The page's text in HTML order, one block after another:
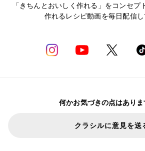
「きちんとおいしく作れる」をコンセプ
作れるレシピ動画を毎日配信し
何かお気づきの点はありま
クラシルに意見を送